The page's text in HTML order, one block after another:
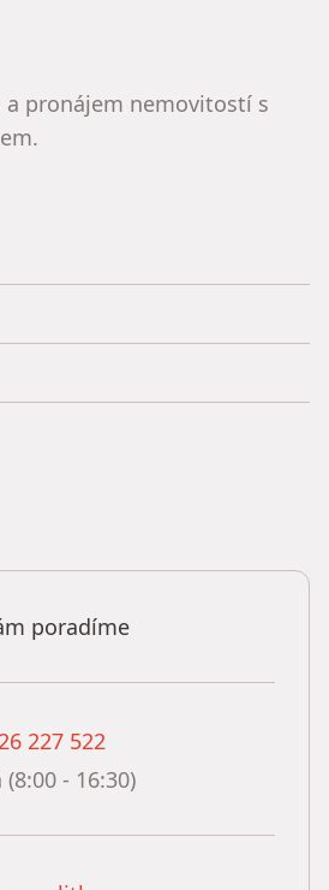
pronájem nemovitostí s
poradíme
227 522
(8:00 - 16:30)